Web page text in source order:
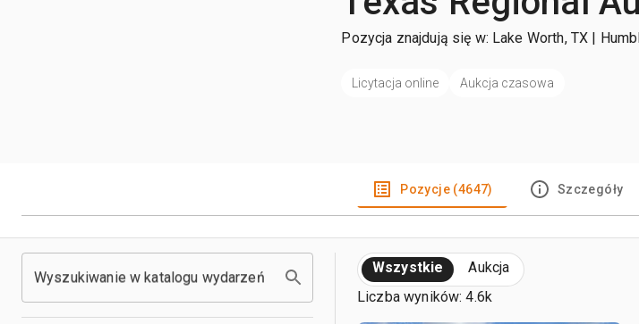
Pozycja znajdują się w: Lake Worth, TX |
Licytacja online Aukcja czasowa
Pozycje (4647) Szczegóły
Wyszukiwanie w katalogu wydarzeń
Wszystkie
Aukcja
Liczba wyników: 4.6k